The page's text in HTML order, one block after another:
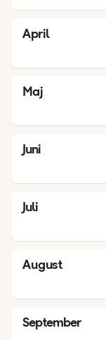
April
Maj
Juni
Juli
August
September